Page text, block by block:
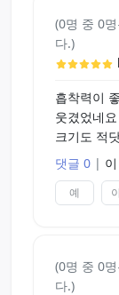
이상이 제
리얼하기
구멍이 하
ㅎ
(0명 중 0
다.)
흡착력이
웃겼었네
크기도 적
댓글 0 |
예
(0명 중 0
다.)